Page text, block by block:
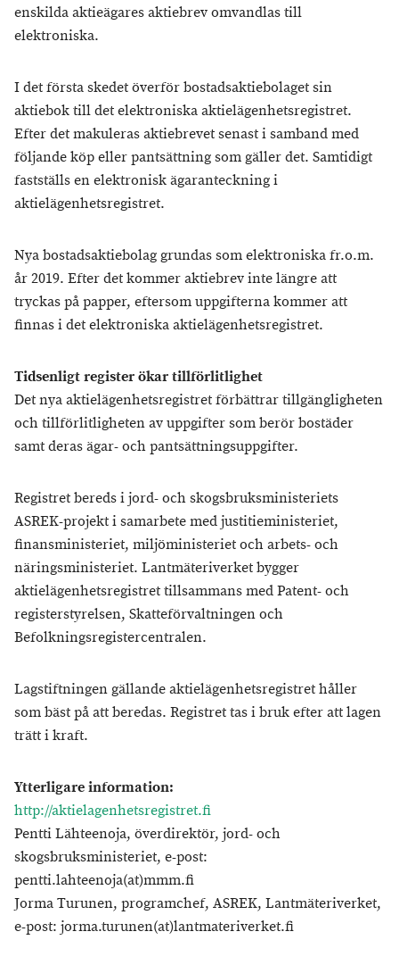
enskilda aktieägares aktiebrev omvandlas till
elektroniska.
I det första skedet överför bostadsaktiebolaget sin
aktiebok till det elektroniska aktielägenhetsregistret.
Efter det makuleras aktiebrevet senast i samband med
följande köp eller pantsättning som gäller det. Samtidigt
fastställs en elektronisk ägaranteckning i
aktielägenhetsregistret.
Nya bostadsaktiebolag grundas som elektroniska fr.o.m.
år 2019. Efter det kommer aktiebrev inte längre att
tryckas på papper, eftersom uppgifterna kommer att
finnas i det elektroniska aktielägenhetsregistret.
Tidsenligt register ökar tillförlitlighet
Det nya aktielägenhetsregistret förbättrar tillgängligheten
och tillförlitligheten av uppgifter som berör bostäder
samt deras ägar- och pantsättningsuppgifter.
Registret bereds i jord- och skogsbruksministeriets
ASREK-projekt i samarbete med justitieministeriet,
finansministeriet, miljöministeriet och arbets- och
näringsministeriet. Lantmäteriverket bygger
aktielägenhetsregistret tillsammans med Patent- och
registerstyrelsen, Skatteförvaltningen och
Befolkningsregistercentralen.
Lagstiftningen gällande aktielägenhetsregistret håller
som bäst på att beredas. Registret tas i bruk efter att lagen
trätt i kraft.
Ytterligare information:
http://aktielagenhetsregistret.fi
Pentti Lähteenoja, överdirektör, jord- och
skogsbruksministeriet, e-post:
pentti.lahteenoja(at)mmm.fi
Jorma Turunen, programchef, ASREK, Lantmäteriverket,
e-post: jorma.turunen(at)lantmateriverket.fi